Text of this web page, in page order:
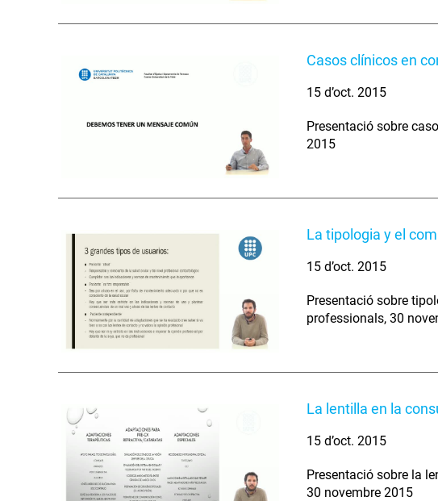
Casos clínicos en
15 d’oct. 2015
Presentació sobre
2015
La tipologia y el
15 d’oct. 2015
Presentació sobre
professionals, 30
La lentilla en la
15 d’oct. 2015
Presentació sobre la
30 novembre 2015